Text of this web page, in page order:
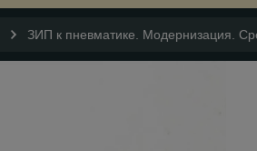
ЗИП к пневматике. Модернизация.